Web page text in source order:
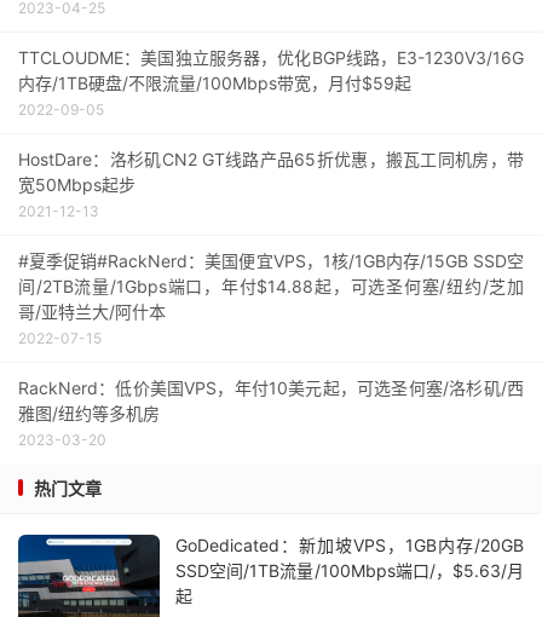
2023-04-25
TTCLOUDME：美国独立服务器，优化BGP线路，E3-1230V3/16G
内存/1TB硬盘/不限流量/100Mbps带宽，月付$59起
2022-09-05
HostDare：洛杉矶CN2 GT线路产品65折优惠，搬瓦工同机房，带
宽50Mbps起步
2021-12-13
#夏季促销#RackNerd：美国便宜VPS，1核/1GB内存/15GB SSD空
间/2TB流量/1Gbps端口，年付$14.88起，可选圣何塞/纽约/芝加
哥/亚特兰大/阿什本
2022-07-15
RackNerd：低价美国VPS，年付10美元起，可选圣何塞/洛杉矶/西
雅图/纽约等多机房
2023-03-20
热门文章
GoDedicated：新加坡VPS，1GB内存/20GB
SSD空间/1TB流量/100Mbps端口/，$5.63/月
起